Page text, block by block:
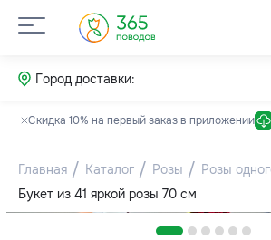
Город доставки:
Скидка 10% на первый заказ в приложении
Главная Каталог Розы
Розы
Букет из 41 яркой розы 70 см